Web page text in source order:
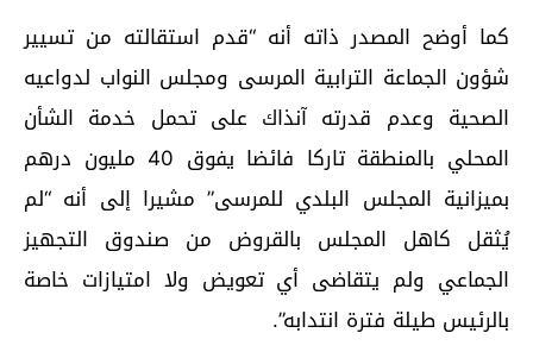
كما أوضح المصدر ذاته أنه “قدم استقالته من تسيير
شؤون الجماعة الترابية المرسى ومجلس النواب لدواعيه
الصحية وعدم قدرته آنذاك على تحمل خدمة الشأن
المحلي بالمنطقة تاركا فائضا يفوق 40 مليون درهم
بميزانية المجلس البلدي للمرسى” مشيرا إلى أنه “لم
يُثقل كاهل المجلس بالقروض من صندوق التجهيز
الجماعي ولم يتقاضى أي تعويض ولا امتيازات خاصة
بالرئيس طيلة فترة انتدابه”.